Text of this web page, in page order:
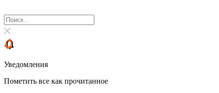
Уведомления
Пометить все как прочитанное